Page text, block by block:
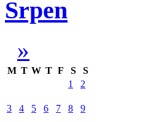
Srpen
»
M T W T F S
S
1
2
3 4 5 6 7 8 9